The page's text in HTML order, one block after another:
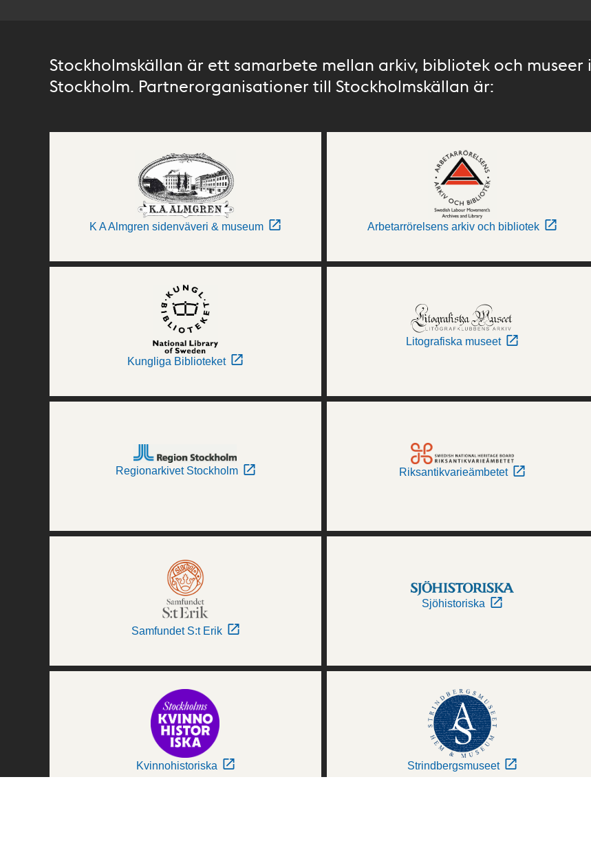
Stockholmskällan är ett samarbete mellan arkiv, bibliotek och museer i
Stockholm. Partnerorganisationer till Stockholmskällan är:
K A Almgren sidenväveri & museum Arbetarrörelsens arkiv och bibliotek
Kungliga Biblioteket
Litografiska museet
Regionarkivet Stockholm Riksantikvarieämbetet
Samfundet S:t Erik
Sjöhistoriska
Kvinnohistoriska Strindbergsmuseet